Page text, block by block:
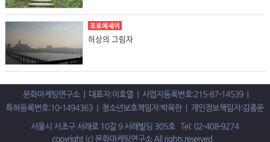
포토에세이
허상의 그림자